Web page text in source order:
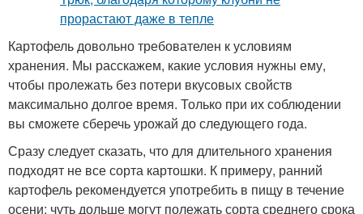
Картофель довольно требователен к условиям
хранения. Мы расскажем, какие условия нужны ему,
чтобы пролежать без потери вкусовых свойств
максимально долгое время. Только при их соблюдении
вы сможете сберечь урожай до следующего года.
Сразу следует сказать, что для длительного хранения
подходят не все сорта картошки. К примеру, ранний
картофель рекомендуется употребить в пищу в течение
осени; чуть дольше могут полежать сорта среднего срока